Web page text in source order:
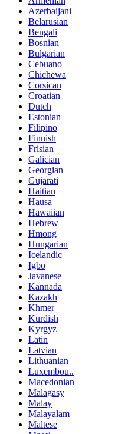
Azerbaijani
Belarusian
Bengali
Bosnian
Bulgarian
Cebuano
Chichewa
Corsican
Croatian
Dutch
Estonian
Filipino
Finnish
Frisian
Galician
Georgian
Gujarati
Haitian
Hausa
Hawaiian
Hebrew
Hmong
Hungarian
Icelandic
Igbo
Javanese
Kannada
Kazakh
Khmer
Kurdish
Kyrgyz
Latin
Latvian
Lithuanian
Luxembou..
Macedonian
Malagasy
Malay
Malayalam
Maltese